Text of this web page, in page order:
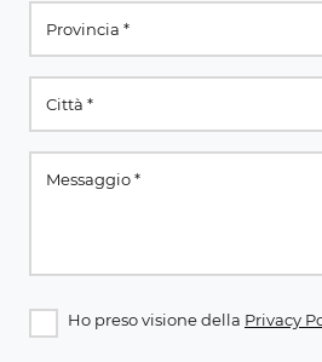
Ho preso visione della Privacy